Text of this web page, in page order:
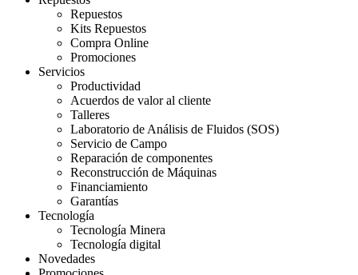
Repuestos
Kits Repuestos
Compra Online
Promociones
Servicios
Productividad
Acuerdos de valor al cliente
Talleres
Laboratorio de Análisis de Fluidos (SOS)
Servicio de Campo
Reparación de componentes
Reconstrucción de Máquinas
Financiamiento
Garantías
Tecnología
Tecnología Minera
Tecnología digital
Novedades